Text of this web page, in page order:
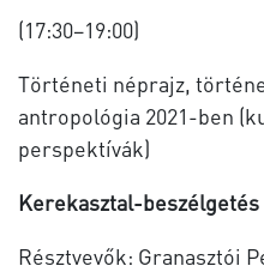
(17:30–19:00)
Történeti néprajz,
antropológia 2021-ben
perspektívák)
Kerekasztal-beszélgetés
Résztvevők: Granasztói